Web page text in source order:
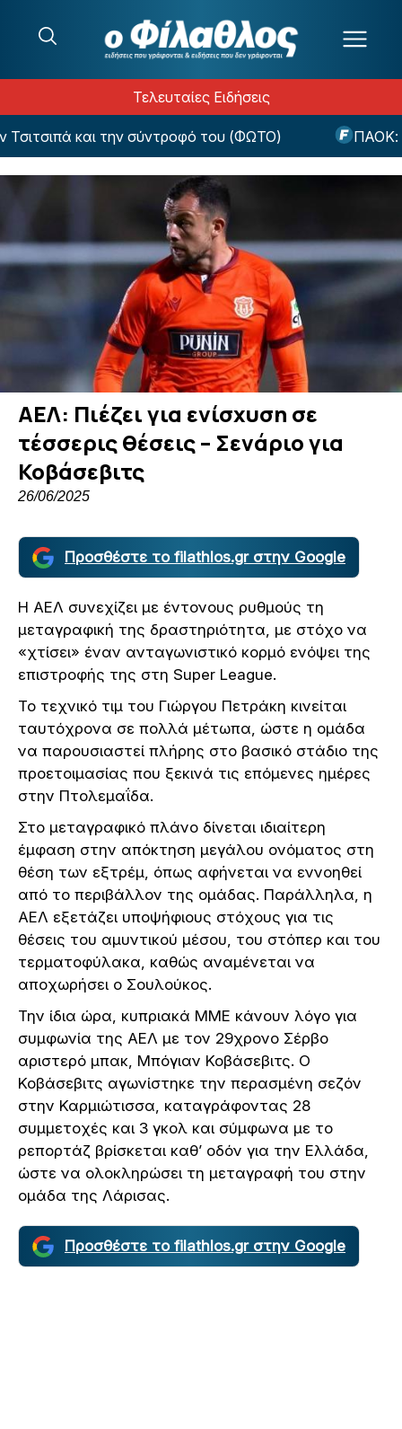
Τελευταίες Ειδήσεις
και την σύντροφό του (ΦΩΤΟ) ΠΑΟΚ: Το
ΑΕΛ: Πιέζει για ενίσχυση σε
τέσσερις θέσεις – Σενάριο για
Κοβάσεβιτς
26/06/2025
Προσθέστε το filathlos.gr στην Google
Η ΑΕΛ συνεχίζει με έντονους ρυθμούς τη
μεταγραφική της δραστηριότητα, με στόχο να
«χτίσει» έναν ανταγωνιστικό κορμό ενόψει της
επιστροφής της στη Super League.
Το τεχνικό τιμ του Γιώργου Πετράκη κινείται
ταυτόχρονα σε πολλά μέτωπα, ώστε η ομάδα
να παρουσιαστεί πλήρης στο βασικό στάδιο της
προετοιμασίας που ξεκινά τις επόμενες ημέρες
στην Πτολεμαΐδα.
Στο μεταγραφικό πλάνο δίνεται ιδιαίτερη
έμφαση στην απόκτηση μεγάλου ονόματος στη
θέση των εξτρέμ, όπως αφήνεται να εννοηθεί
από το περιβάλλον της ομάδας. Παράλληλα, η
ΑΕΛ εξετάζει υποψήφιους στόχους για τις
θέσεις του αμυντικού μέσου, του στόπερ και του
τερματοφύλακα, καθώς αναμένεται να
αποχωρήσει ο Σουλούκος.
Την ίδια ώρα, κυπριακά ΜΜΕ κάνουν λόγο για
συμφωνία της ΑΕΛ με τον 29χρονο Σέρβο
αριστερό μπακ, Μπόγιαν Κοβάσεβιτς. Ο
Κοβάσεβιτς αγωνίστηκε την περασμένη σεζόν
στην Καρμιώτισσα, καταγράφοντας 28
συμμετοχές και 3 γκολ και σύμφωνα με το
ρεπορτάζ βρίσκεται καθ’ οδόν για την Ελλάδα,
ώστε να ολοκληρώσει τη μεταγραφή του στην
ομάδα της Λάρισας.
Προσθέστε το filathlos.gr στην Google